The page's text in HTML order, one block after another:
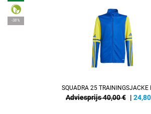
-38%
SQUADRA 25 TRAININGSJACKE
Adviesprijs 40,00 € | 24,80